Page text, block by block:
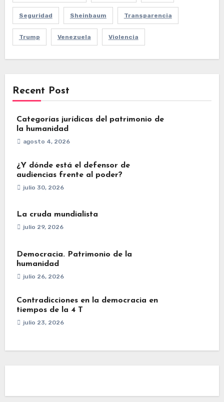
Seguridad Sheinbaum Transparencia
Trump Venezuela Violencia
Recent Post
Categorías jurídicas del patrimonio de
la humanidad
agosto 4, 2026
¿Y dónde está el defensor de
audiencias frente al poder?
julio 30, 2026
La cruda mundialista
julio 29, 2026
Democracia. Patrimonio de la
humanidad
julio 26, 2026
Contradicciones en la democracia en
tiempos de la 4 T
julio 23, 2026